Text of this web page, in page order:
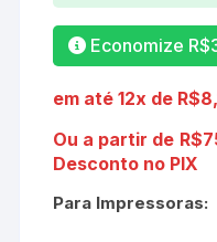
Economize R$
em até 12x de R$
Ou a partir de R$
Desconto no PIX
Para Impressoras: